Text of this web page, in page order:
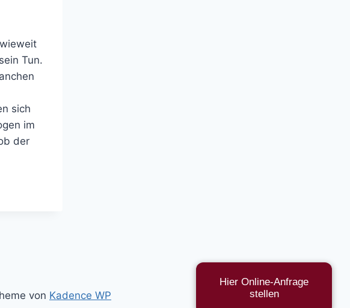
Tun.
sich
im
der
von Kadence WP
Hier Online-Anfrage
stellen